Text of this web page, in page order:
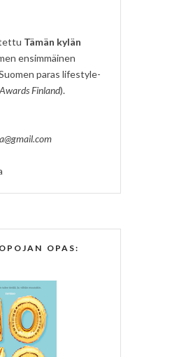
Tämän kylän
ensimmäinen
paras lifestyle-
Finland).
OPAS: